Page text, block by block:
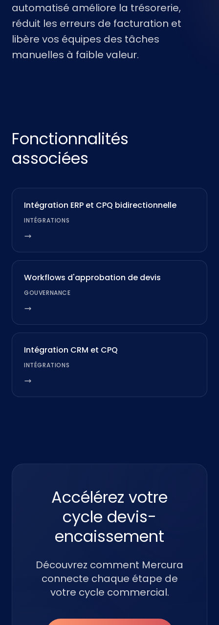
automatisé améliore la trésorerie,
réduit les erreurs de facturation et
libère vos équipes des tâches
manuelles à faible valeur.
Fonctionnalités
associées
Intégration ERP et CPQ bidirectionnelle
INTÉGRATIONS
Workflows d'approbation de devis
GOUVERNANCE
Intégration CRM et CPQ
INTÉGRATIONS
Accélérez votre
cycle devis-
encaissement
Découvrez comment Mercura
connecte chaque étape de
votre cycle commercial.